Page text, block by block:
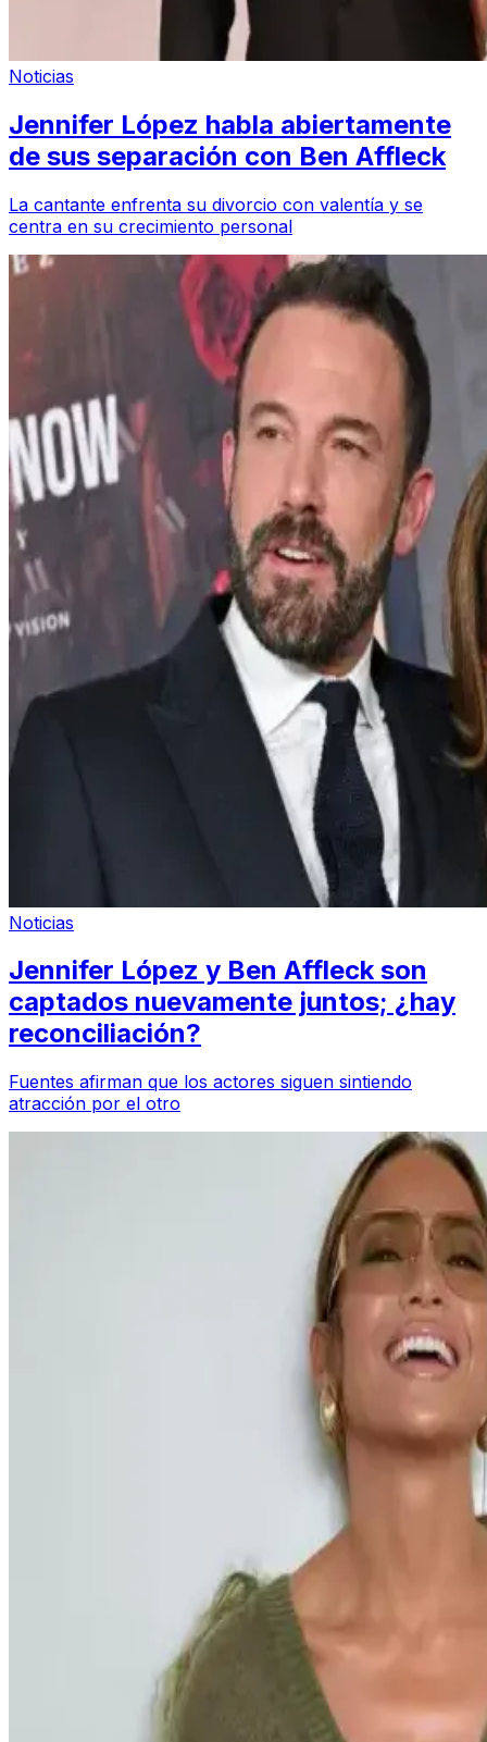
Noticias
Jennifer López habla abiertamente
de sus separación con Ben Affleck
La cantante enfrenta su divorcio con valentía y se
centra en su crecimiento personal
Noticias
Jennifer López y Ben Affleck son
captados nuevamente juntos; ¿hay
reconciliación?
Fuentes afirman que los actores siguen sintiendo
atracción por el otro